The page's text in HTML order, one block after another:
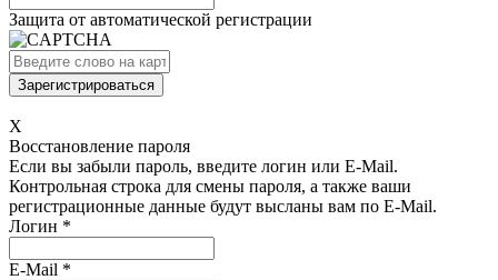
Защита от автоматической регистрации
X
Восстановление пароля
Если вы забыли пароль, введите логин или E-Mail.
Контрольная строка для смены пароля, а также ваши
регистрационные данные будут высланы вам по E-Mail.
Логин *
E-Mail *